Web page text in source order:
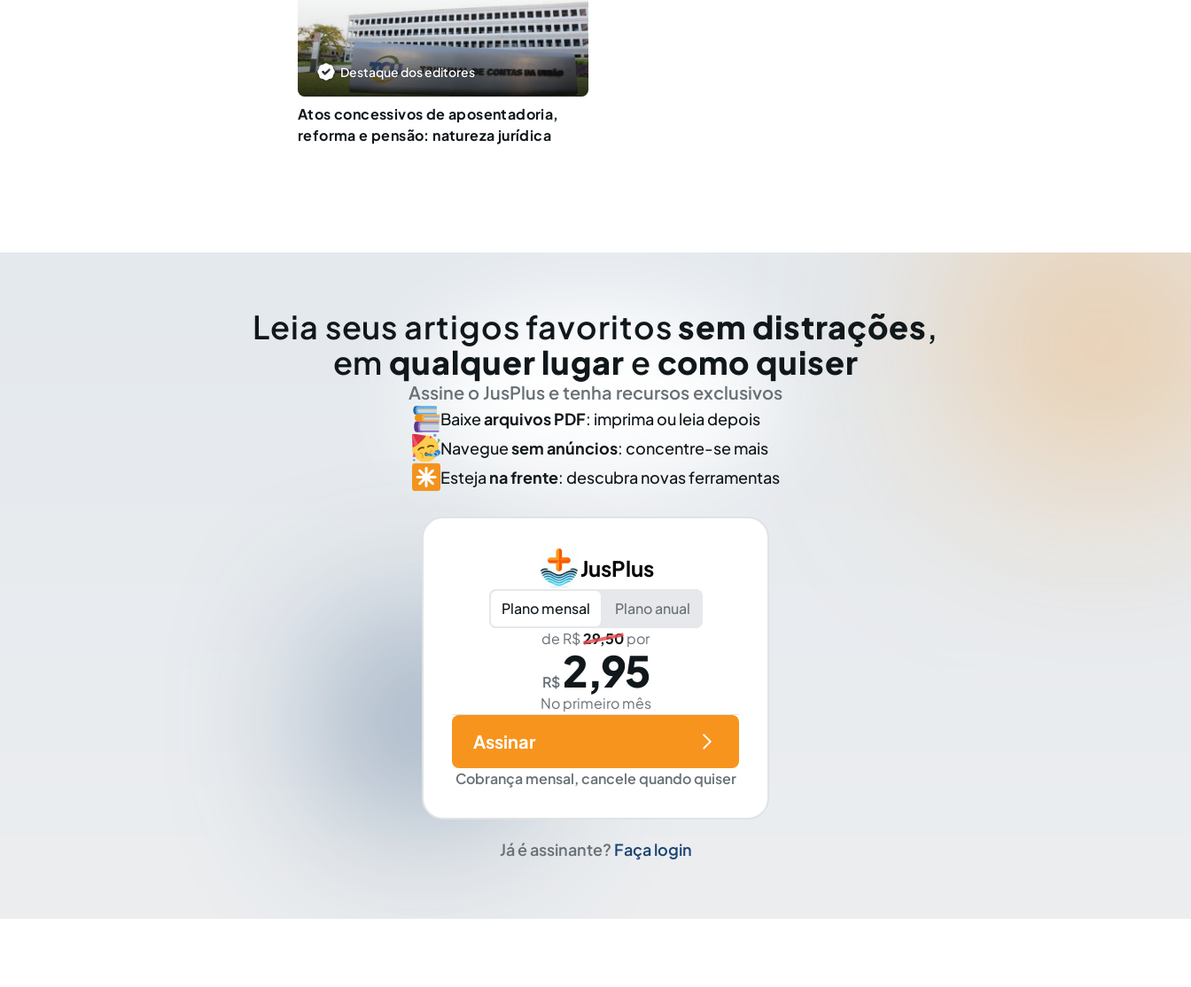
Destaque dos editores
Atos concessivos de aposentadoria,
reforma e pensão: natureza jurídica
Leia seus artigos favoritos sem distrações,
em qualquer lugar e como quiser
Assine o JusPlus e tenha recursos exclusivos
Baixearquivos PDF: imprima ou leia depois
Naveguesem anúncios: concentre-se mais
Esteja na frente: descubra novas ferramentas
JusPlus
Plano mensal
Plano anual
de R$29,50por
R$ 2,95
No primeiro mês
Cobrança mensal, cancele quando quiser
Assinar
Já é assinante? Faça login